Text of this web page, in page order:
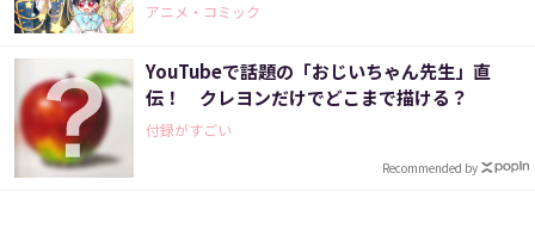
アニメ・コミック
YouTubeで話題の「おじいちゃん先生」直
伝！ クレヨンだけでどこまで描ける？
付録がすごい
Recommended by